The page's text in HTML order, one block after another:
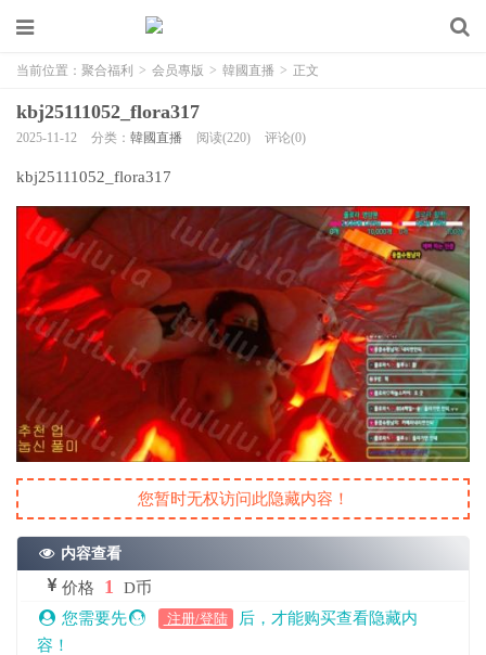
当前位置： 聚合福利 > 会员專版 > 韓國直播 > 正文
kbj25111052_flora317
2025-11-12 分类： 韓國直播 阅读(220) 评论(0)
kbj25111052_flora317
您暂时无权访问此隐藏内容！
内容查看
价格 1
D币
您需要先
注册/登陆
后，才能购买查看隐藏内
容！